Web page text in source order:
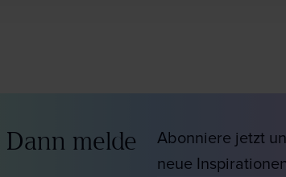
Dann melde
Abonniere jetzt
neue